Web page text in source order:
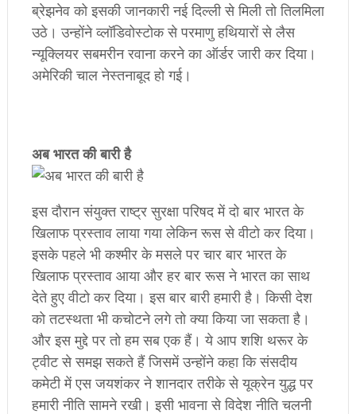
ब्रेझनेव को इसकी जानकारी नई दिल्ली से मिली तो तिलमिला
उठे। उन्होंने व्लॉडिवोस्टोक से परमाणु हथियारों से लैस
न्यूक्लियर सबमरीन रवाना करने का ऑर्डर जारी कर दिया।
अमेरिकी चाल नेस्तनाबूद हो गई।
अब भारत की बारी है
इस दौरान संयुक्त राष्ट्र सुरक्षा परिषद में दो बार भारत के
खिलाफ प्रस्ताव लाया गया लेकिन रूस से वीटो कर दिया।
इसके पहले भी कश्मीर के मसले पर चार बार भारत के
खिलाफ प्रस्ताव आया और हर बार रूस ने भारत का साथ
देते हुए वीटो कर दिया। इस बार बारी हमारी है। किसी देश
को तटस्थता भी कचोटने लगे तो क्या किया जा सकता है।
और इस मुद्दे पर तो हम सब एक हैं। ये आप शशि थरूर के
ट्वीट से समझ सकते हैं जिसमें उन्होंने कहा कि संसदीय
कमेटी में एस जयशंकर ने शानदार तरीके से यूक्रेन युद्ध पर
हमारी नीति सामने रखी। इसी भावना से विदेश नीति चलनी